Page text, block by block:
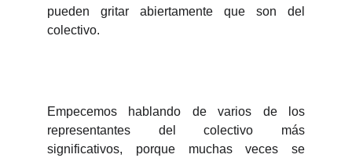
pueden gritar abiertamente que son del
colectivo.
Empecemos hablando de varios de los
representantes del colectivo más
significativos, porque muchas veces se